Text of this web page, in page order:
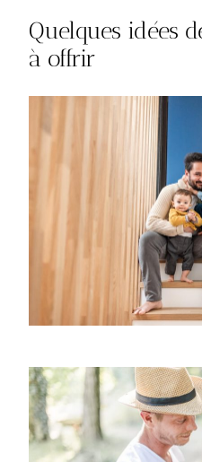
Quelques idées
à offrir